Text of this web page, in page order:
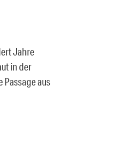
Jahre
in der
Passage aus